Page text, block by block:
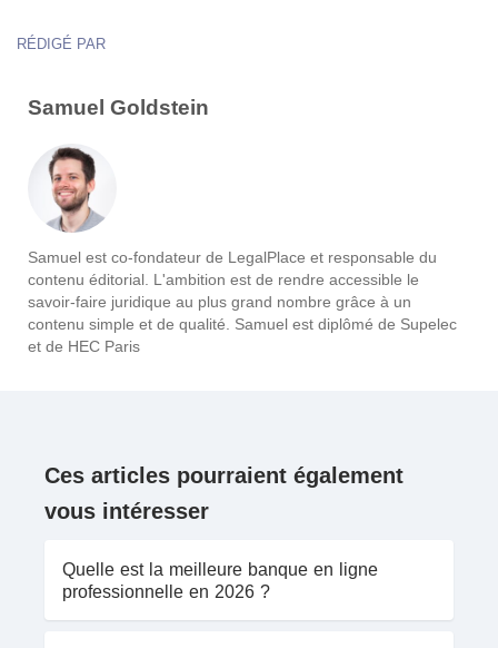
RÉDIGÉ PAR
Samuel Goldstein
Samuel est co-fondateur de LegalPlace et responsable du
contenu éditorial. L'ambition est de rendre accessible le
savoir-faire juridique au plus grand nombre grâce à un
contenu simple et de qualité. Samuel est diplômé de Supelec
et de HEC Paris
Ces articles pourraient également
vous intéresser
Quelle est la meilleure banque en ligne
professionnelle en 2026 ?